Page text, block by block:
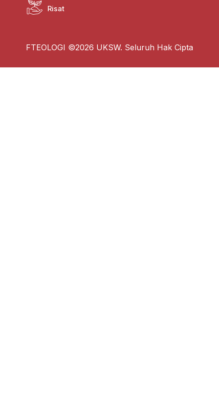
Risat
FTEOLOGI ©2026 UKSW. Seluruh Hak Cipta